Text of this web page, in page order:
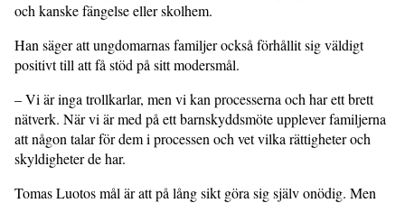
och kanske fängelse eller skolhem.
Han säger att ungdomarnas familjer också förhållit sig väldigt
positivt till att få stöd på sitt modersmål.
– Vi är inga trollkarlar, men vi kan processerna och har ett brett
nätverk. När vi är med på ett barnskyddsmöte upplever familjerna
att någon talar för dem i processen och vet vilka rättigheter och
skyldigheter de har.
Tomas Luotos mål är att på lång sikt göra sig själv onödig. Men